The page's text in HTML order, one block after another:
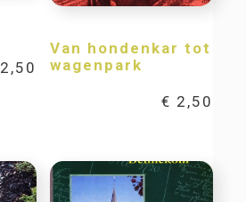
2,50
Van hondenkar tot
wagenpark
€ 2,50